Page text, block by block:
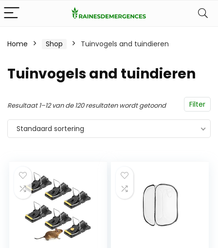
Home Shop Tuinvogels and tuindieren
Tuinvogels and tuindieren
Filter
Resultaat 1–12 van de 120 resultaten wordt getoond
Standaard sortering